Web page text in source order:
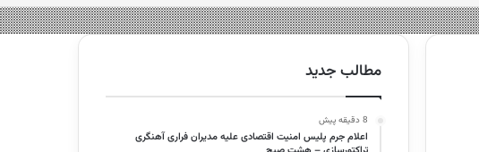
مطالب جدید
8 دقیقه پیش
اعلام جرم پلیس امنیت اقتصادی علیه مدیران فراری آهنگری